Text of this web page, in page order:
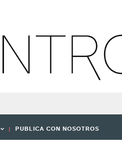
PUBLICA CON NOSOTROS